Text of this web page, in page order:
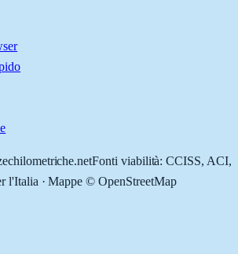
Fonti viabilità: CCISS, ACI,
l'Italia · Mappe © OpenStreetMap